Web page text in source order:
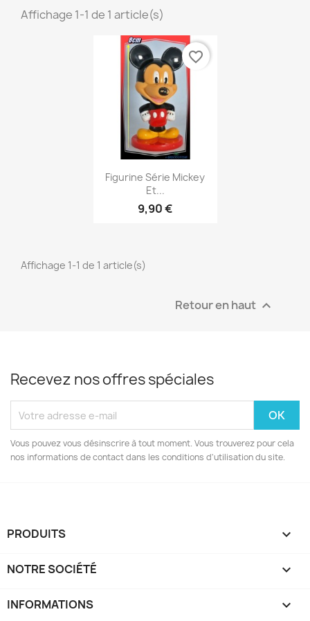
Affichage 1-1 de 1 article(s)
Aperçu rapide
Figurine Série Mickey
Et...
9,90 €
favorite_border
Affichage 1-1 de 1 article(s)
Retour en haut 
Recevez nos offres spéciales
Vous pouvez vous désinscrire à tout moment. Vous trouverez pour cela
nos informations de contact dans les conditions d'utilisation du site.
PRODUITS 
NOTRE SOCIÉTÉ 
INFORMATIONS keyboard_arrow_down